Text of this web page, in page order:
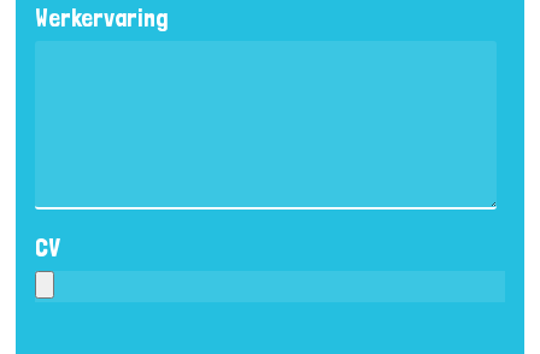
Werkervaring
CV